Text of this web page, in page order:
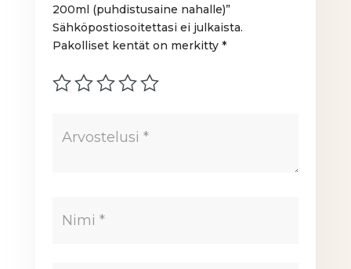
200ml (puhdistusaine nahalle)”
Sähköpostiosoitettasi ei julkaista.
Pakolliset kentät on merkitty*